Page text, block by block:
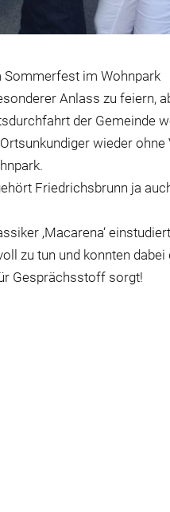
Sommerfest im Wohnpark
Anlass zu feiern,
der Gemeinde
wieder ohne
Friedrichsbrunn ja
‚Macarena‘
zu tun und konnten dabei
Gesprächsstoff sorgt!